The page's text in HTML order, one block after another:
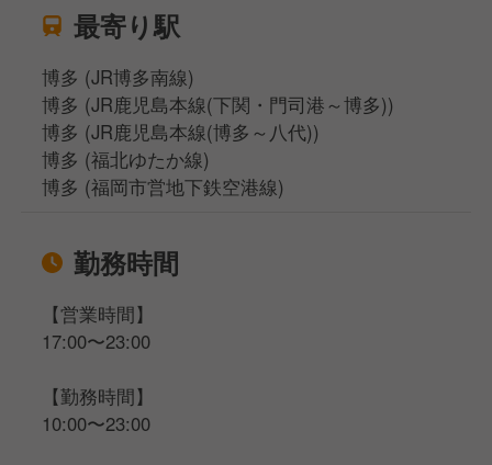
最寄り駅
博多 (JR博多南線)
博多 (JR鹿児島本線(下関・門司港～博多))
博多 (JR鹿児島本線(博多～八代))
博多 (福北ゆたか線)
博多 (福岡市営地下鉄空港線)
勤務時間
【営業時間】
17:00〜23:00
【勤務時間】
10:00〜23:00